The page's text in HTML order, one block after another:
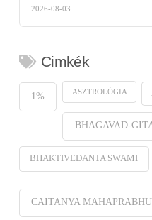
2026-08-03
Cimkék
1% ASZTROLÓGIA
BHAGAVAD-
BHAKTIVEDANTA SWAMI
CAITANYA MAHAPRABHU